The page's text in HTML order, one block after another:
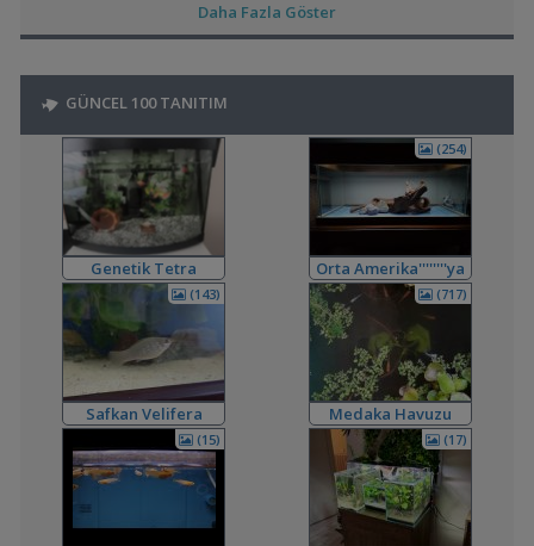
Kardinal Tetralarım Durduk Yere Öldü
15:45
Ternapi Medaka Pondları
Akvaryum Tanıtımı
Bitki Kum Ve Balık TavsiyesiCyber_Scout,02:16
Akvaryum ve Tür Tavsiyesi
Melek BalığıMilners 00:08
Yeni Üye Forumu
Ne Yapmalıyım Hidro Dinamik
Yeni Üye Forumu
Balkondaki Pondum Çok Isınıyor. SaviaSora,18:18
Bitki Akvaryumları Genel
3'lü Kartuş + Ro Filtre Sistemi Borulaması flanormimar
15:11
Filtreleme Seçenekleri
3in1 Güney Amerika Tankları Ve Vertikal Bahçe
bendeniztayfun,14:42
Sobo 901f Ultra Viole 800 Lt 11:22
Filtreleme Seçenekleri
200 Litre Yeni Bitkili Tankım volkangunes,11:06
Akvaryum Tanıtımı
Daha Fazla Göster
GÜNCEL 100 TANITIM
Genetik Tetra
(143)
Safkan Velifera
(15)
(254)
Orta Amerika''''''''ya
Dönüş
(717)
Medaka Havuzu
(17)